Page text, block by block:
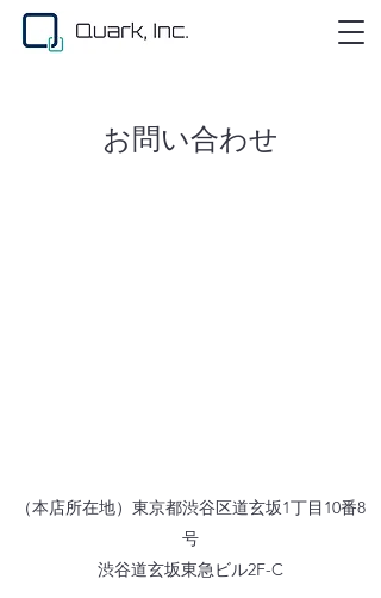
お問い合わせ
（本店所在地）東京都渋谷区道玄坂1丁目10番8
号
渋谷道玄坂東急ビル2F-C